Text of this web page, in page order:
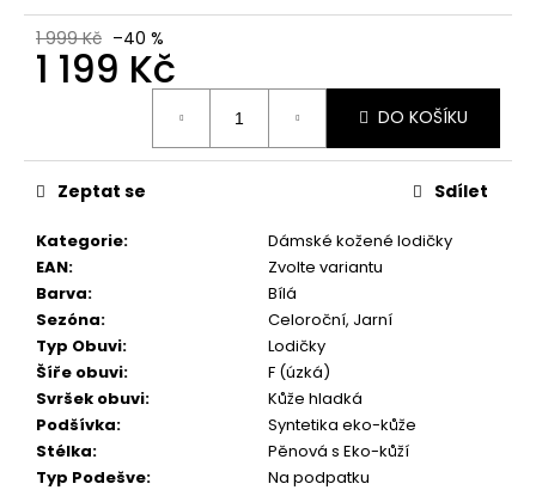
1 999 Kč –40 %
1 199 Kč
DO KOŠÍKU
Kategorie:
Dámské kožené lodičky
EAN:
Zvolte variantu
Barva:
Bílá
Sezóna:
Celoroční, Jarní
Typ Obuvi:
Lodičky
Šíře obuvi:
F (úzká)
Svršek obuvi:
Kůže hladká
Podšívka:
Syntetika eko-kůže
Stélka:
Pěnová s Eko-kůží
Typ Podešve:
Na podpatku
Zeptat se Sdílet
DÁMSKÉ
SANDÁLY
NA
KLÍNKU
28500-
876
760
Kč
Původně:
499
Kč